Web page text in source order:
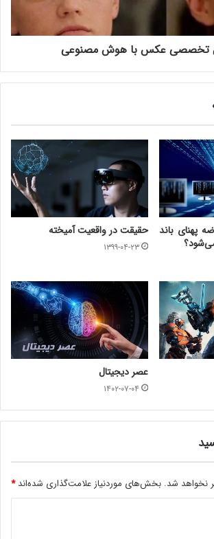
تخصصی عکس با هوش مصنوعی
پهنای باند
حقیقت در واقعیت آمیخته
۱۳۹۹-۰۴-۲۳
عصر دیجیتال
۱۴۰۲-۰۷-۰۴
نخواهد شد. بخش‌های موردنیاز علامت‌گذاری شده‌اند*